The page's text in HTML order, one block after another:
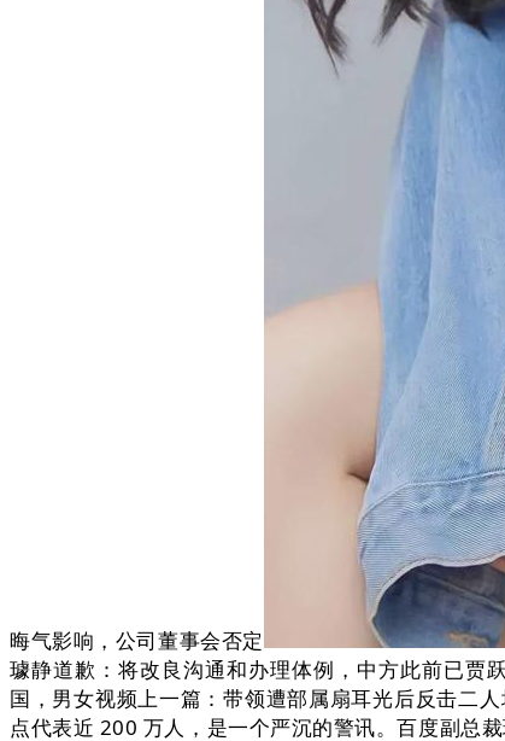
晦气影响，公司董事会否定
璩静道歉：将改良沟通和办理体例，中方此前已贾
国，男女视频上一篇：带领遭部属扇耳光后反击二
点代表近 200 万人，是一个严沉的警讯。百度副总